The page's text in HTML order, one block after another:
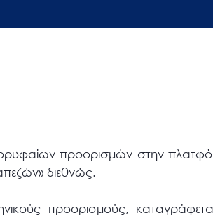
προορισμών στην
διεθνώς.
προορισμούς,